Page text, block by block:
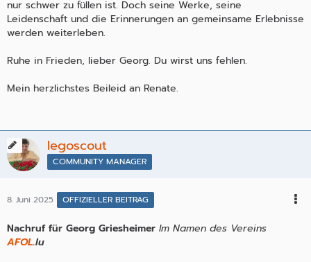
nur schwer zu füllen ist. Doch seine Werke, seine
Leidenschaft und die Erinnerungen an gemeinsame Erlebnisse
werden weiterleben.
Ruhe in Frieden, lieber Georg. Du wirst uns fehlen.
Mein herzlichstes Beileid an Renate.
legoscout
COMMUNITY MANAGER
8. Juni 2025 OFFIZIELLER BEITRAG
Nachruf für Georg Griesheimer Im Namen des Vereins
AFOL.lu